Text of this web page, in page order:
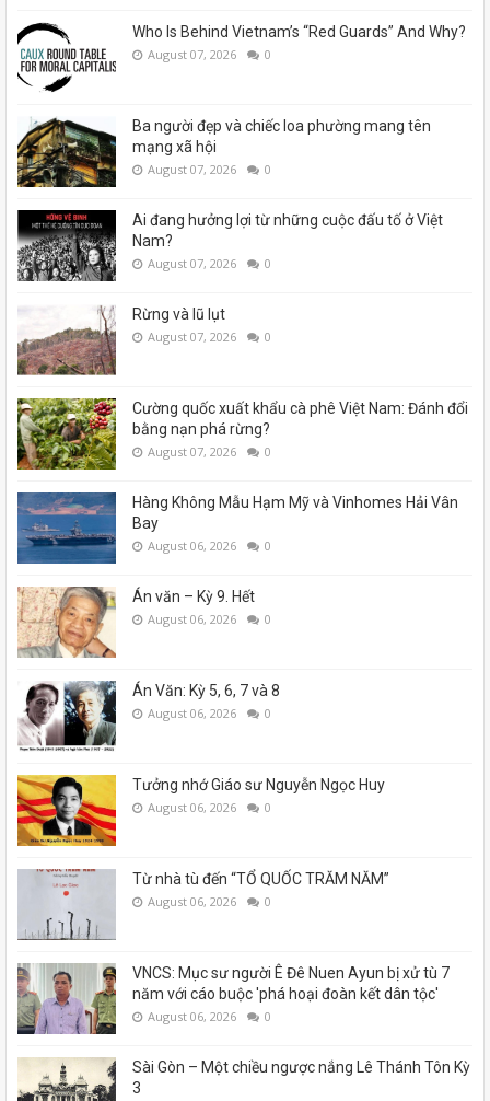
Who Is Behind Vietnam’s “Red Guards” And Why?
August 07, 2026 0
Ba người đẹp và chiếc loa phường mang tên
mạng xã hội
August 07, 2026 0
Ai đang hưởng lợi từ những cuộc đấu tố ở Việt
Nam?
August 07, 2026 0
Rừng và lũ lụt
August 07, 2026 0
Cường quốc xuất khẩu cà phê Việt Nam: Đánh đổi
bằng nạn phá rừng?
August 07, 2026 0
Hàng Không Mẫu Hạm Mỹ và Vinhomes Hải Vân
Bay
August 06, 2026 0
Án văn – Kỳ 9. Hết
August 06, 2026 0
Án Văn: Kỳ 5, 6, 7 và 8
August 06, 2026 0
Tưởng nhớ Giáo sư Nguyễn Ngọc Huy
August 06, 2026 0
Từ nhà tù đến “TỔ QUỐC TRĂM NĂM”
August 06, 2026 0
VNCS: Mục sư người Ê Đê Nuen Ayun bị xử tù 7
năm với cáo buộc 'phá hoại đoàn kết dân tộc'
August 06, 2026 0
Sài Gòn – Một chiều ngược nắng Lê Thánh Tôn Kỳ
3